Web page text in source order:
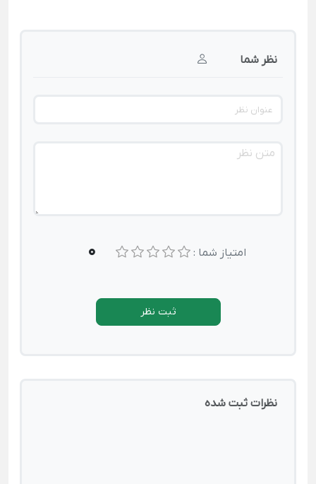
نظر شما
امتیاز شما : 0
ثبت نظر
نظرات ثبت شده